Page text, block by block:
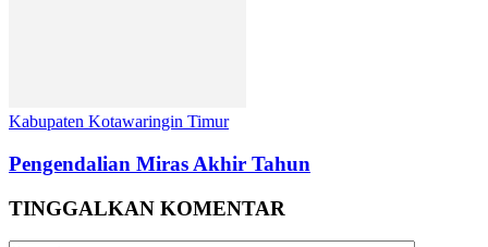
Kabupaten Kotawaringin Timur
Pengendalian Miras Akhir Tahun
TINGGALKAN KOMENTAR